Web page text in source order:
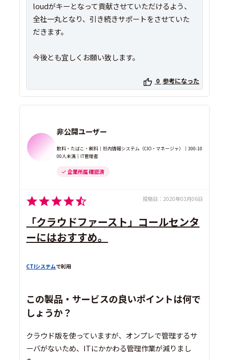
loudがキーとなって貢献させていただけるよう、
全社一丸となり、引き続きサポートをさせていた
だきます。
0 参考になった
非公開ユーザー
飲料・たばこ・飼料｜社内情報システム（CIO・マネージャ）｜300-10
00人未満｜IT管理者
企業所属 確認済
投稿日： 2020年03月06日
「クラウドファースト」コールセンタ
ーにはおすすめ。
CTIシステムで利用
この製品・サービスの良いポイントは何で
しょうか？
クラウド版を使っていますが、オンプレで管理するサ
ーバがないため、ITにかかわる管理作業が減りまし